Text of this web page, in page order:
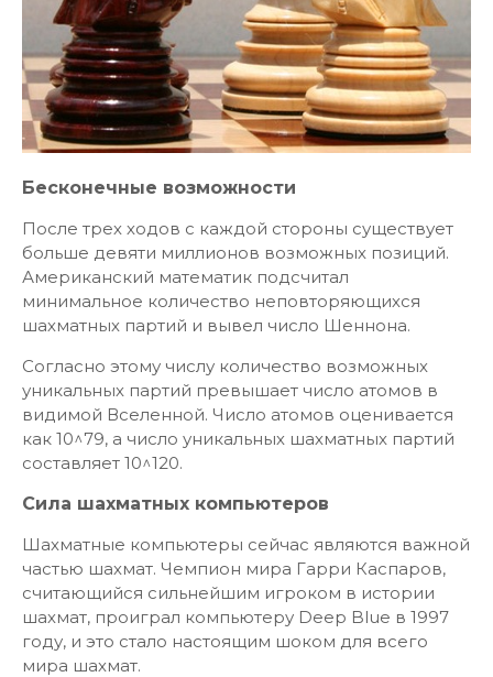
Бесконечные возможности
После трех ходов с каждой стороны существует
больше девяти миллионов возможных позиций.
Американский математик подсчитал
минимальное количество неповторяющихся
шахматных партий и вывел число Шеннона.
Согласно этому числу количество возможных
уникальных партий превышает число атомов в
видимой Вселенной. Число атомов оценивается
как 10^79, а число уникальных шахматных партий
составляет 10^120.
Сила шахматных компьютеров
Шахматные компьютеры сейчас являются важной
частью шахмат. Чемпион мира Гарри Каспаров,
считающийся сильнейшим игроком в истории
шахмат, проиграл компьютеру Deep Blue в 1997
году, и это стало настоящим шоком для всего
мира шахмат.